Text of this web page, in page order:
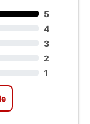
5
4
3
2
1